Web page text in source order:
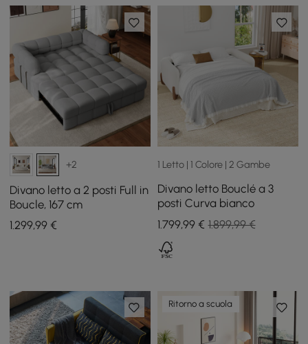
+2
Divano letto a 2 posti Full in
Boucle, 167 cm
1.299,99 €
1 Letto | 1 Colore | 2 Gambe
Divano letto Bouclé a 3
posti Curva bianco
1.799,99€ 1.899,99 €
Ritorno a scuola